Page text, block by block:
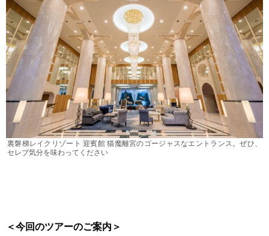
裏磐梯レイクリゾート 迎賓館 猫魔離宮のゴージャスなエントランス。ぜひ、
セレブ気分を味わってください
＜今回のツアーのご案内＞